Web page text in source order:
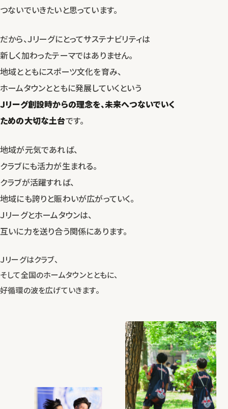
つないでいきたいと思っています。
だから、Ｊリーグにとってサステナビリティは
新しく加わったテーマではありません。
地域とともにスポーツ文化を育み、
ホームタウンとともに発展していくという
Ｊリーグ創設時からの理念を、未来へつないでいく
ための大切な土台です。
地域が元気であれば、
クラブにも活力が生まれる。
クラブが活躍すれば、
地域にも誇りと賑わいが広がっていく。
Ｊリーグとホームタウンは、
互いに力を送り合う関係にあります。
Ｊリーグはクラブ、
そして全国のホームタウンとともに、
好循環の波を広げていきます。